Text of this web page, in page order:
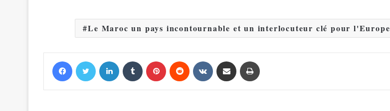
Le Maroc un pays incontournable et un interlocuteur clé pour l'Europe